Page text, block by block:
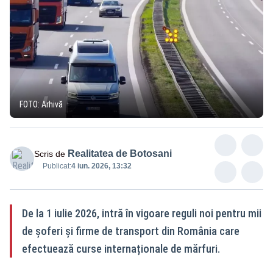
FOTO: Arhivă
Scris de Realitatea de Botosani
Publicat:4 iun. 2026, 13:32
De la 1 iulie 2026, intră în vigoare reguli noi pentru mii
de șoferi și firme de transport din România care
efectuează curse internaționale de mărfuri.